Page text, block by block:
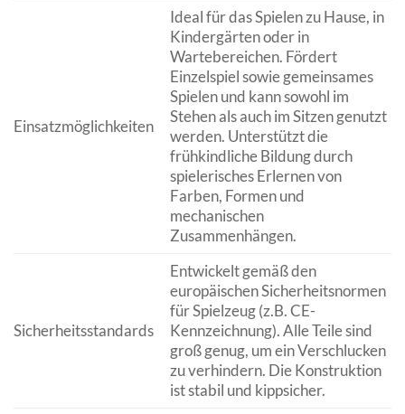
Einsatzmöglichkeiten
Ideal für das Spielen zu Hause, in
Kindergärten oder in
Wartebereichen. Fördert
Einzelspiel sowie gemeinsames
Spielen und kann sowohl im
Stehen als auch im Sitzen genutzt
werden. Unterstützt die
frühkindliche Bildung durch
spielerisches Erlernen von
Farben, Formen und
mechanischen
Zusammenhängen.
Sicherheitsstandards
Entwickelt gemäß den
europäischen Sicherheitsnormen
für Spielzeug (z.B. CE-
Kennzeichnung). Alle Teile sind
groß genug, um ein Verschlucken
zu verhindern. Die Konstruktion
ist stabil und kippsicher.